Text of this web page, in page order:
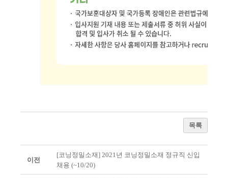
목록
이전
[코닝정밀소재] 2021년 코닝정밀소재 정규직 신입
채용 (~10/20)